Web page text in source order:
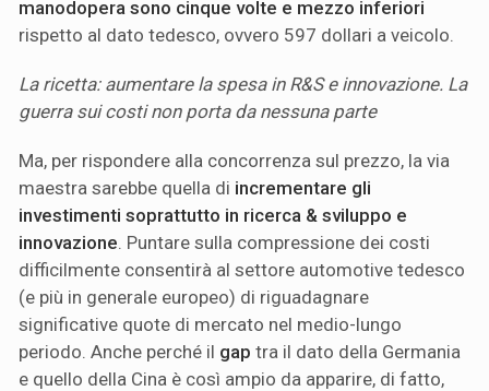
manodopera sono cinque volte e mezzo inferiori
rispetto al dato tedesco, ovvero 597 dollari a veicolo.
La ricetta: aumentare la spesa in R&S e innovazione. La
guerra sui costi non porta da nessuna parte
Ma, per rispondere alla concorrenza sul prezzo, la via
maestra sarebbe quella di incrementare gli
investimenti soprattutto in ricerca & sviluppo e
innovazione . Puntare sulla compressione dei costi
difficilmente consentirà al settore automotive tedesco
(e più in generale europeo) di riguadagnare
significative quote di mercato nel medio-lungo
periodo. Anche perché il gap tra il dato della Germania
e quello della Cina è così ampio da apparire, di fatto,